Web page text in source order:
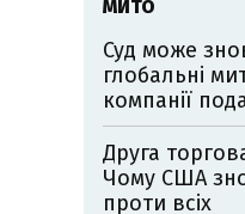
МИТО
Суд може
глобальні
компанії
Друга
Чому США
проти всіх